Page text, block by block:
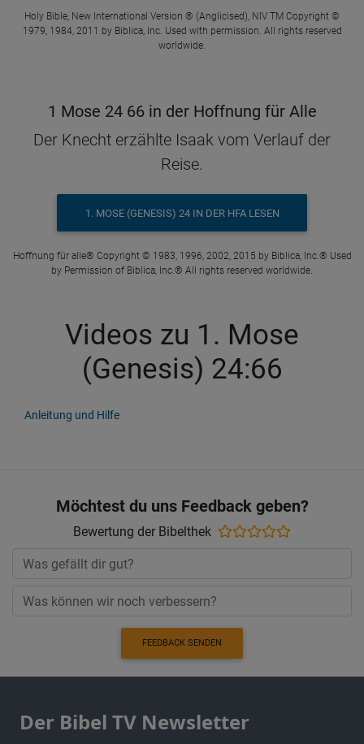
Holy Bible, New International Version ® (Anglicised), NIV TM Copyright ©
1979, 1984, 2011 by Biblica, Inc. Used with permission. All rights reserved
worldwide.
1 Mose 24 66 in der Hoffnung für Alle
Der Knecht erzählte Isaak vom Verlauf der
Reise.
1. MOSE (GENESIS) 24 IN DER HFA LESEN
Hoffnung für alle® Copyright © 1983, 1996, 2002, 2015 by Biblica, Inc.® Used
by Permission of Biblica, Inc.® All rights reserved worldwide.
Videos zu 1. Mose
(Genesis) 24:66
Anleitung und Hilfe
Möchtest du uns Feedback geben?
Bewertung der Bibelthek
FEEDBACK SENDEN
Der Bibel TV Newsletter